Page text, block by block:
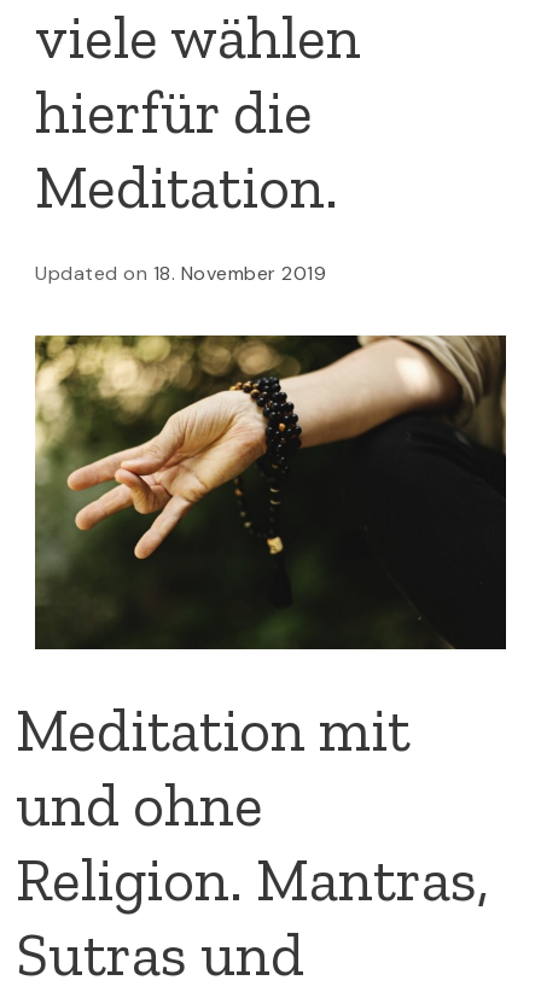
viele wählen
hierfür die
Meditation.
Updated on 18. November 2019
Meditation mit
und ohne
Religion. Mantras,
Sutras und